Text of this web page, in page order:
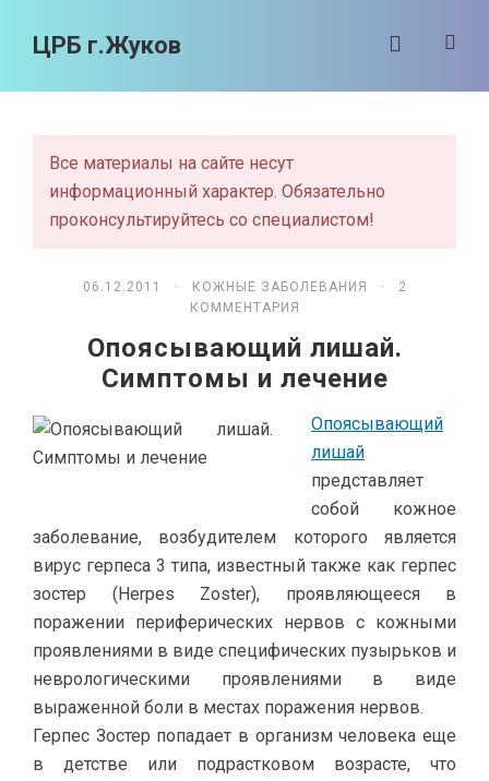
ЦРБ г.Жуков
Все материалы на сайте несут
информационный характер. Обязательно
проконсультируйтесь со специалистом!
06.12.2011 · КОЖНЫЕ ЗАБОЛЕВАНИЯ
· 2
КОММЕНТАРИЯ
Опоясывающий лишай.
Симптомы и лечение
Опоясывающий
лишай
представляет
собой кожное
заболевание, возбудителем которого является
вирус герпеса 3 типа, известный также как герпес
зостер (Herpes Zoster), проявляющееся в
поражении периферических нервов с кожными
проявлениями в виде специфических пузырьков и
неврологическими проявлениями в виде
выраженной боли в местах поражения нервов.
Герпес Зостер попадает в организм человека еще
в детстве или подрастковом возрасте, что